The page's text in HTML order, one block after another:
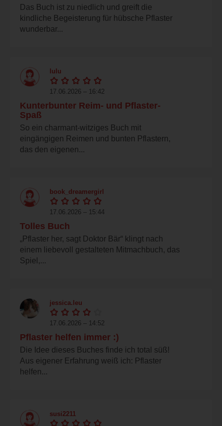
Das Buch ist zu niedlich und greift die
kindliche Begeisterung für hübsche Pflaster
wunderbar...
lulu
17.06.2026 – 16:42
Kunterbunter Reim- und Pflaster-
Spaß
So ein charmant-witziges Buch mit
eingängigen Reimen und bunten Pflastern,
das den eigenen...
book_dreamergirl
17.06.2026 – 15:44
Tolles Buch
„Pflaster her, sagt Doktor Bär“ klingt nach
einem liebevoll gestalteten Mitmachbuch, das
Spiel,...
jessica.leu
17.06.2026 – 14:52
Pflaster helfen immer :)
Die Idee dieses Buches finde ich total süß!
Aus eigener Erfahrung weiß ich: Pflaster
helfen...
susi2211